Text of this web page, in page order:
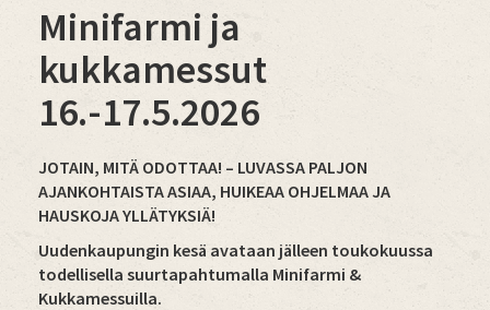
Minifarmi ja
kukkamessut
16.-17.5.2026
JOTAIN, MITÄ ODOTTAA! – LUVASSA PALJON
AJANKOHTAISTA ASIAA, HUIKEAA OHJELMAA JA
HAUSKOJA YLLÄTYKSIÄ!
Uudenkaupungin kesä avataan jälleen toukokuussa
todellisella suurtapahtumalla Minifarmi &
Kukkamessuilla.